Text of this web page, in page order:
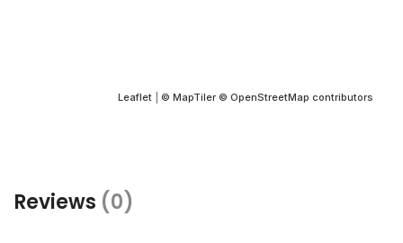
Leaflet © MapTiler © OpenStreetMap contributors
Reviews (0)